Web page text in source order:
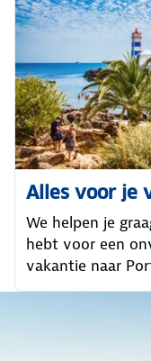
Alles voor je
We helpen je
hebt voor een
vakantie naar